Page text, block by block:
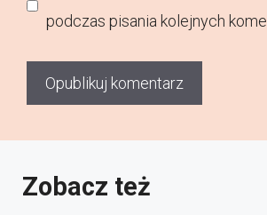
podczas pisania kolejnych
Zobacz też